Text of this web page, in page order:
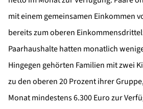
mit einem gemeinsamen Einkommen
bereits zum oberen
Paarhaushalte hatten monatlich
Hingegen gehörten Familien mit zwei
zu den oberen 20 Prozent ihrer
Monat mindestens 6.300 Euro zur